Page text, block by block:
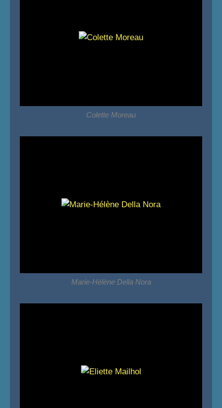
Colette Moreau
Marie-Hélène Della Nora